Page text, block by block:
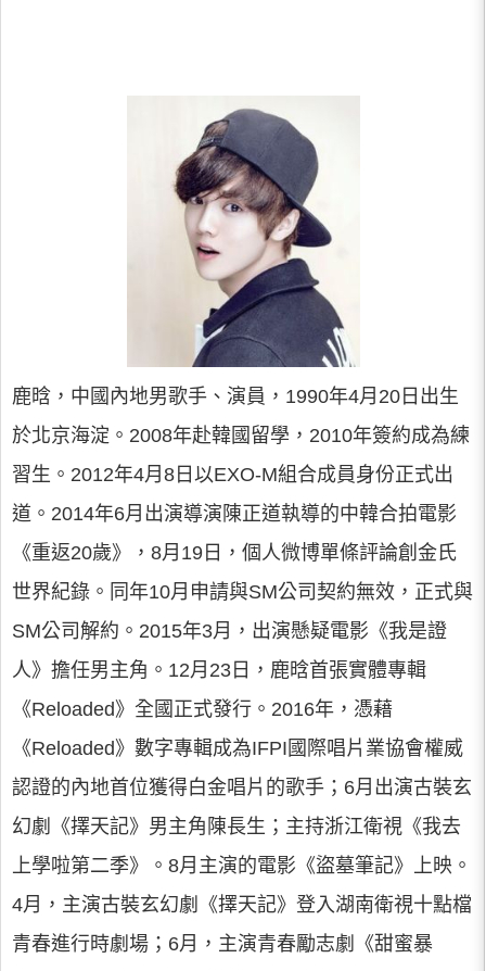
鹿晗，中國內地男歌手、演員，1990年4月20日出生
於北京海淀。2008年赴韓國留學，2010年簽約成為練
習生。2012年4月8日以EXO-M組合成員身份正式出
道。2014年6月出演導演陳正道執導的中韓合拍電影
《重返20歲》，8月19日，個人微博單條評論創金氏
世界紀錄。同年10月申請與SM公司契約無效，正式與
SM公司解約。2015年3月，出演懸疑電影《我是證
人》擔任男主角。12月23日，鹿晗首張實體專輯
《Reloaded》全國正式發行。2016年，憑藉
《Reloaded》數字專輯成為IFPI國際唱片業協會權威
認證的內地首位獲得白金唱片的歌手；6月出演古裝玄
幻劇《擇天記》男主角陳長生；主持浙江衛視《我去
上學啦第二季》。8月主演的電影《盜墓筆記》上映。
4月，主演古裝玄幻劇《擇天記》登入湖南衛視十點檔
青春進行時劇場；6月，主演青春勵志劇《甜蜜暴